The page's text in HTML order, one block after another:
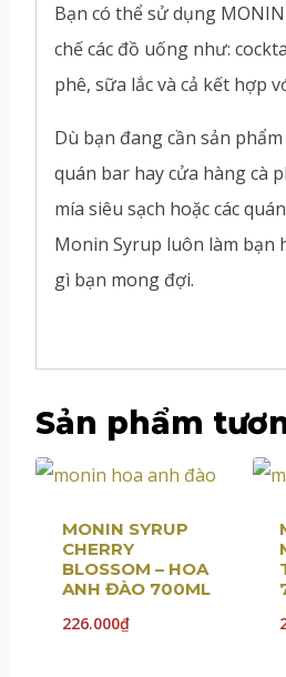
Bạn có thể sử dụng
chế các đồ uống như:
phê, sữa lắc và cả kết hợp
Dù bạn đang cần sản
quán bar hay cửa hàng cà
mía siêu sạch hoặc các
Monin Syrup luôn làm bạn
gì bạn mong đợi.
Sản phẩm
MONIN SYRUP
CHERRY
BLOSSOM – HOA
ANH ĐÀO 700ML
226.000₫